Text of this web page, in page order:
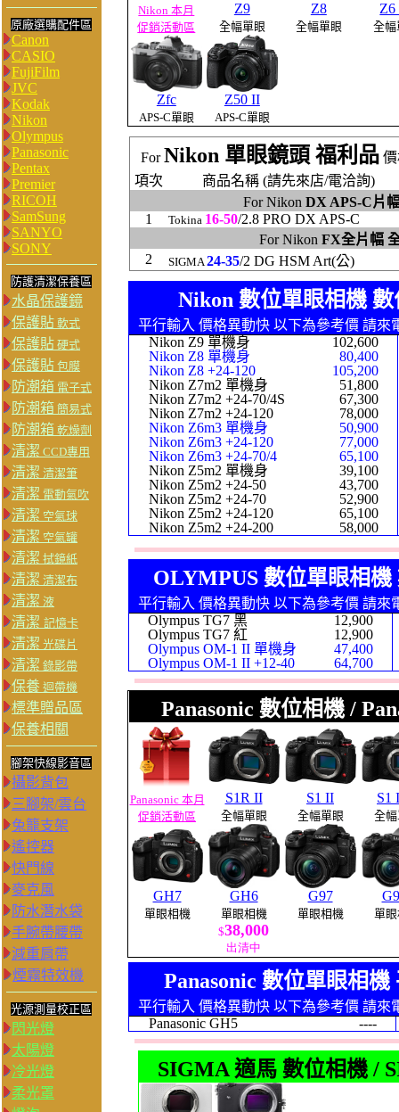
原廠選購配件區
Canon
CASIO
FujiFilm
JVC
Kodak
Nikon
Olympus
Panasonic
Pentax
Premier
RICOH
SamSung
SANYO
SONY
防護清潔保養區
水晶保護鏡
保護貼 軟式
保護貼 硬式
保護貼 包膜
防潮箱 電子式
防潮箱 簡易式
防潮箱 乾燥劑
清潔 CCD專用
清潔 清潔筆
清潔 電動氣吹
清潔 空氣球
清潔 空氣罐
清潔 拭鏡紙
清潔 清潔布
清潔 液
清潔 記憶卡
清潔 光碟片
清潔 錄影帶
保養 迴帶機
標準贈品區
保養相關
腳架快線影音區
攝影背包
三腳架/雲台
兔籠支架
遙控器
快門線
麥克風
防水潛水袋
手腕帶腰帶
減重肩帶
煙霧特效機
光源測量校正區
閃光燈
太陽燈
冷光燈
柔光罩
Nikon 本月
促銷活動區
Z9
全幅單眼
Z8
全幅單眼 全幅
Zfc
APS-C單眼
Z50 II
APS-C單眼
ForNikon 單眼鏡頭 福利品
項次
商品名稱 (請先來店/電洽詢)
For Nikon DX APS-C片
1
Tokina 16-50/2.8 PRO DX APS-C
For Nikon FX全片幅
2
SIGMA24-35/2 DG HSM Art(公)
Nikon 數位單眼相機
平行輸入 價格異動快 以下為參考價 請來
Nikon Z9 單機身
Nikon Z8 單機身
Nikon Z8 +24-120
Nikon Z7m2 單機身
Nikon Z7m2 +24-70/4S
Nikon Z7m2 +24-120
Nikon Z6m3 單機身
Nikon Z6m3 +24-120
Nikon Z6m3 +24-70/4
Nikon Z5m2 單機身
Nikon Z5m2 +24-50
Nikon Z5m2 +24-70
Nikon Z5m2 +24-120
Nikon Z5m2 +24-200
102,600
80,400
105,200
51,800
67,300
78,000
50,900
77,000
65,100
39,100
43,700
52,900
65,100
58,000
OLYMPUS 數位單眼相
平行輸入 價格異動快 以下為參考價 請來
Olympus TG7 黑
Olympus TG7 紅
Olympus OM-1 II 單機身
Olympus OM-1 II +12-40
12,900
12,900
47,400
64,700
Panasonic 數位相機 /
Panasonic 本月
促銷活動區
S1R II
全幅單眼
S1 II
全幅單眼
S1
全
GH7
單眼相機
GH6
單眼相機
$38,000
出清中
G97
單眼相機 單
Panasonic 數位單眼相
平行輸入 價格異動快 以下為參考價 請來
Panasonic GH5
----
SIGMA 適馬 數位相機 /